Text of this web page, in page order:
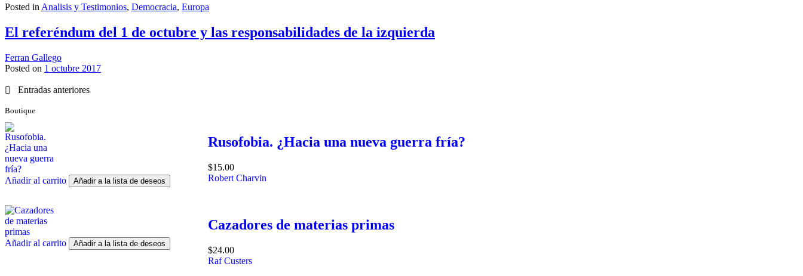
Posted inAnalisis y Testimonios, Democracia, Europa
El referéndum del 1 de octubre y las responsabilidades de la izquierda
Ferran Gallego
Posted on 1 octubre 2017
Navegación
de
entradas
Entradas anteriores
Boutique
Añadir al carrito Añadir a la lista de deseos
Rusofobia. ¿Hacia una nueva guerra fría?
$15.00
Robert Charvin
Añadir al carrito Añadir a la lista de deseos
Cazadores de materias primas
$24.00
Raf Custers